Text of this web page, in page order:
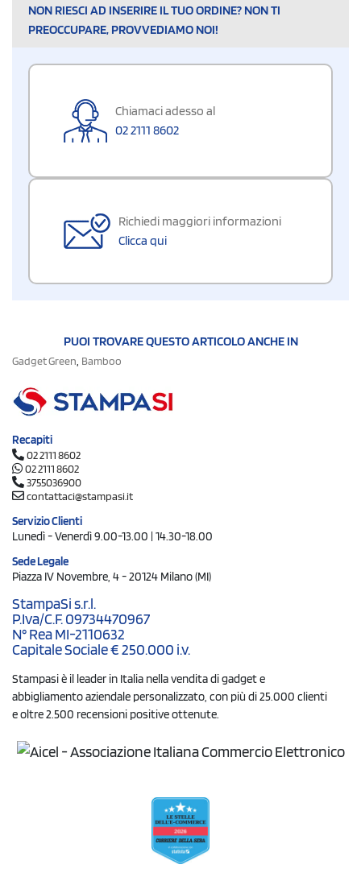
NON RIESCI AD INSERIRE IL TUO ORDINE? NON TI
PREOCCUPARE, PROVVEDIAMO NOI!
Chiamaci adesso al
02 2111 8602
Richiedi maggiori informazioni
Clicca qui
PUOI TROVARE QUESTO ARTICOLO ANCHE IN
Gadget Green, Bamboo
Recapiti
02 2111 8602
02 2111 8602
3755036900
contattaci@stampasi.it
Servizio Clienti
Lunedì - Venerdì 9.00-13.00 | 14.30-18.00
Sede Legale
Piazza IV Novembre, 4 - 20124 Milano (MI)
StampaSi s.r.l.
P.Iva/C.F. 09734470967
N° Rea MI-2110632
Capitale Sociale € 250.000 i.v.
Stampasi è il leader in Italia nella vendita di gadget e
abbigliamento aziendale personalizzato, con più di 25.000 clienti
e oltre 2.500 recensioni positive ottenute.